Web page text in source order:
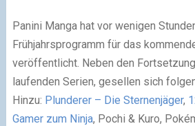
Panini Manga hat vor wenigen
Frühjahrsprogramm für das
veröffentlicht. Neben den
laufenden Serien, gesellen sich
Hinzu: Plunderer – Die Sternenjäger,
Gamer zum Ninja, Pochi & Kuro,